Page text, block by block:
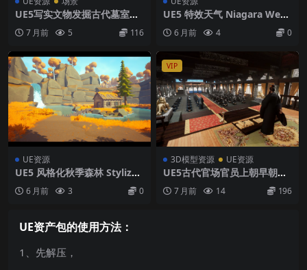
UE5写实文物发掘古代墓室耳
7 月前 5 116
UE5 特效天气 Niagara Weat
6 月前 4 0
UE资源
UE5 风格化秋季森林 Stylized
6 月前 3 0
VIP
3D模型资源 UE资源
UE5古代官场官员上朝早朝皇
7 月前 14 196
UE资产包的使用方法：
1、先解压，